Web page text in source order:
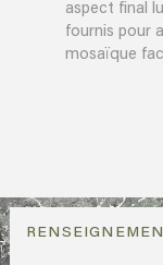
aspect final
fournis pour
mosaïque